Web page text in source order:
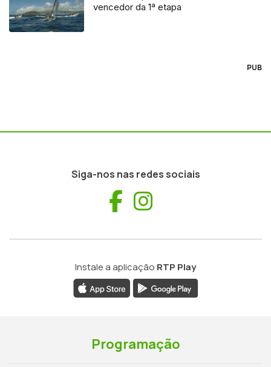
vencedor da 1ª etapa
PUB
Siga-nos nas redes sociais
Facebook
Instale a aplicação RTP Play
Programação